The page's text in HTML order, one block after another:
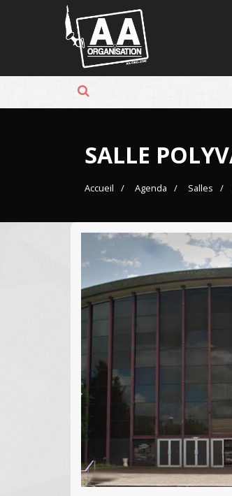
Panneau de gestion des cookies
SALLE
Accueil Agenda Salles